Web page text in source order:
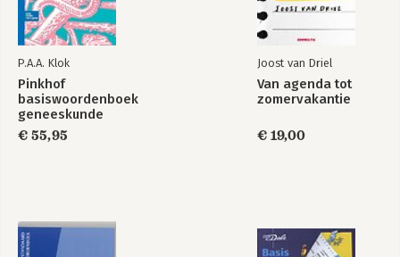
P.A.A. Klok
Pinkhof
basiswoordenboek
geneeskunde
€ 55,95
Joost van Driel
Van agenda tot
zomervakantie
€ 19,00